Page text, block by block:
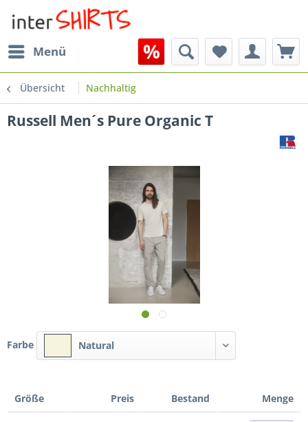
Menü
Übersicht Nachhaltig
Russell Men´s Pure Organic T
Farbe Natural
Größe Preis Bestand Menge